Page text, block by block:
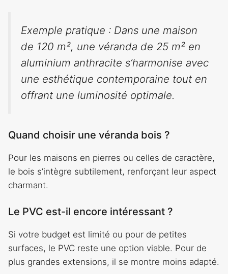
Exemple pratique : Dans une maison
de 120 m², une véranda de 25 m² en
aluminium anthracite s’harmonise avec
une esthétique contemporaine tout en
offrant une luminosité optimale.
Quand choisir une véranda bois ?
Pour les maisons en pierres ou celles de caractère,
le bois s’intègre subtilement, renforçant leur aspect
charmant.
Le PVC est-il encore intéressant ?
Si votre budget est limité ou pour de petites
surfaces, le PVC reste une option viable. Pour de
plus grandes extensions, il se montre moins adapté.